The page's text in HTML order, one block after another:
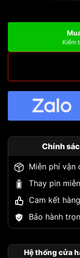
Kiểm
Chính
Miễn phí vận
Thay pin
Cam kết
Bảo hành
Hệ thống cửa